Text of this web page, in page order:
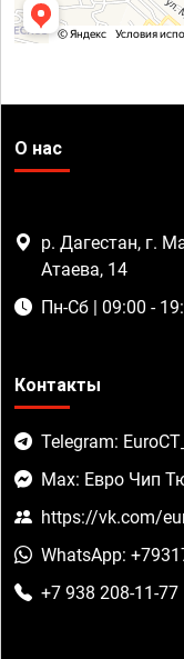
О нас
р. Дагестан, г.
Атаева, 14
Пн-Сб | 09:00 -
Контакты
Telegram:
Max: Евро Чип
https://vk.com/
WhatsApp:
+7 938 208-11-77